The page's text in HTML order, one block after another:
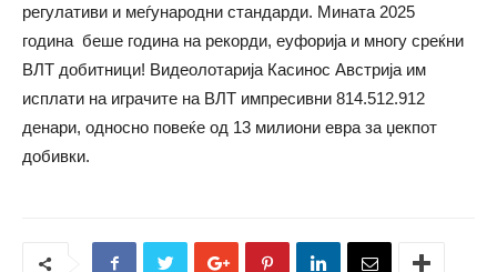
регулативи и меѓународни стандарди. Мината 2025
година беше година на рекорди, еуфорија и многу среќни
ВЛТ добитници! Видеолотарија Касинос Австрија им
исплати на играчите на ВЛТ импресивни 814.512.912
денари, односно повеќе од 13 милиони евра за џекпот
добивки.